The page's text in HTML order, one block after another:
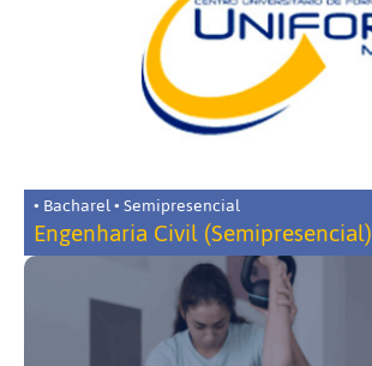
• Bacharel • Semipresencial
Engenharia Civil (Semipresencial)